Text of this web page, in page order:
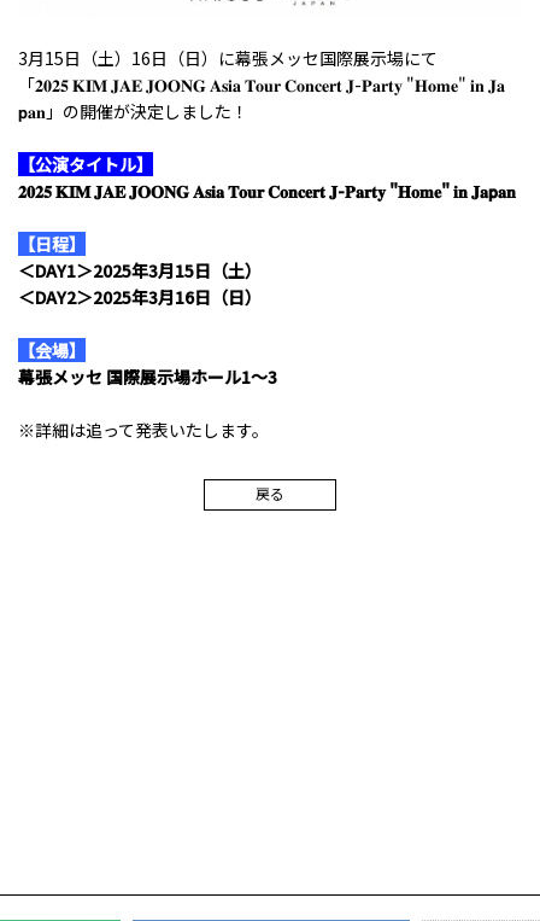
3月15日（土）16日（日）に幕張メッセ国際展示場にて
「𝟐𝟎𝟐𝟓 𝐊𝐈𝐌 𝐉𝐀𝐄 𝐉𝐎𝐎𝐍𝐆 𝐀𝐬𝐢𝐚 𝐓𝐨𝐮𝐫 𝐂𝐨𝐧𝐜𝐞𝐫𝐭 𝐉-𝐏𝐚𝐫𝐭𝐲 "𝐇𝐨𝐦𝐞" 𝐢𝐧 𝐉𝐚
𝗽𝐚𝐧️」の開催が決定しました！
【公演タイトル】
𝟐𝟎𝟐𝟓 𝐊𝐈𝐌 𝐉𝐀𝐄 𝐉𝐎𝐎𝐍𝐆 𝐀𝐬𝐢𝐚 𝐓𝐨𝐮𝐫 𝐂𝐨𝐧𝐜𝐞𝐫𝐭 𝐉-𝐏𝐚𝐫𝐭𝐲 "𝐇𝐨𝐦𝐞" 𝐢𝐧 𝐉𝐚𝗽𝐚𝐧️
【日程】
＜DAY1＞2025年3月15日（土）
＜DAY2＞2025年3月16日（日）
【会場】
幕張メッセ 国際展示場ホール1～3
※詳細は追って発表いたします。
戻る